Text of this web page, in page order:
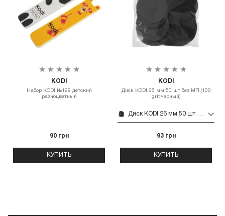
KODI
Набор KODI №199 детский
разноцветный
90 грн
КУПИТЬ
KODI
Диск KODI 26 мм 50 шт без МП (100
grit черный)
Диск KODI 26 мм 50 шт без МП (100 grit черный)
93 грн
КУПИТЬ